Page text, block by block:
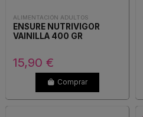
ALIMENTACIÓN ADULTOS
ENSURE NUTRIVIGOR
VAINILLA 400 GR
15,90 €
Comprar